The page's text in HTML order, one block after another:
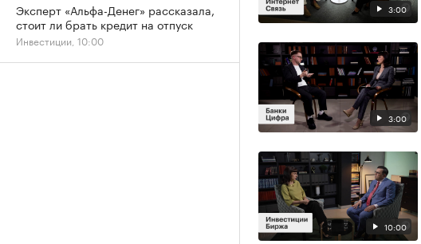
3:00
3:00
10:00
Эксперт «Альфа-Денег» рассказала,
стоит ли брать кредит на отпуск
Инвестиции, 10:00